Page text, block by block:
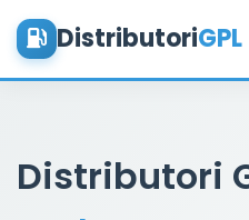
DistributoriGPL
Distributori